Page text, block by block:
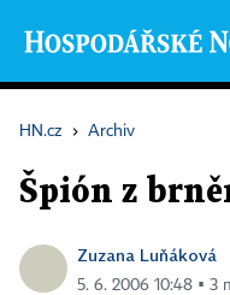
HN.cz › Archiv
Špión z
Zuzana Luňáková
5. 6. 2006 10:48 ▪ 3